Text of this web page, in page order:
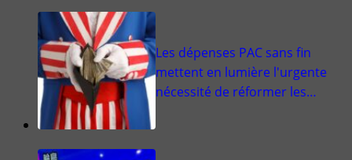
Les dépenses PAC sans fin
mettent en lumière l'urgente
nécessité de réformer les…